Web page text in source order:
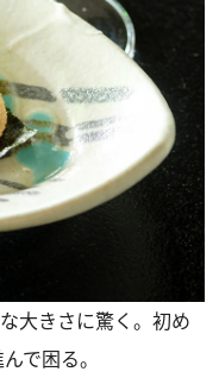
大きさに驚く。初め
で困る。